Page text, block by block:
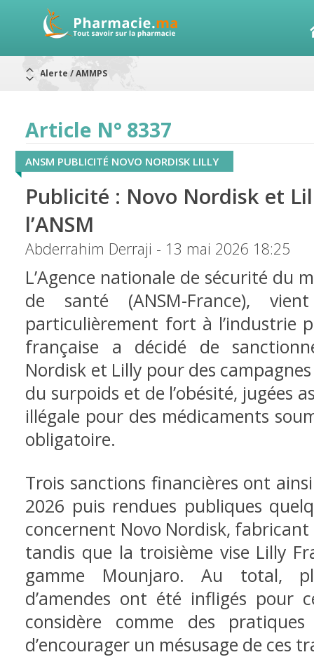
Alerte / AMMPS
RAPPELS DE LOTS
Rappel de lots : ANTITOXINE TÉTANIQUE 1500.
Article N° 8337
ANSM PUBLICITÉ NOVO NORDISK LILLY
Publicité : Novo Nordisk et
l’ANSM
Abderrahim Derraji - 13 mai 2026 18:25
L’Agence nationale de sécurité du
de santé (ANSM-France),
particulièrement fort à l’industrie
française a décidé de
Nordisk et Lilly pour des
du surpoids et de l’obésité, jugées
illégale pour des médicaments
obligatoire.
Trois sanctions financières ont
2026 puis rendues publiques
concernent Novo Nordisk, fabricant
tandis que la troisième vise Lilly
gamme Mounjaro. Au total,
d’amendes ont été infligés pour
considère comme des pratiques
d’encourager un mésusage de ces